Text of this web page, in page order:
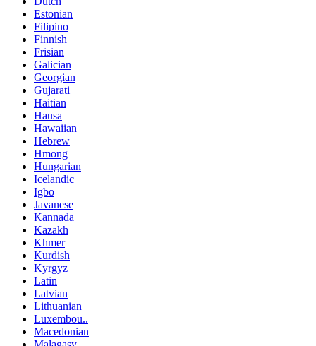
Estonian
Filipino
Finnish
Frisian
Galician
Georgian
Gujarati
Haitian
Hausa
Hawaiian
Hebrew
Hmong
Hungarian
Icelandic
Igbo
Javanese
Kannada
Kazakh
Khmer
Kurdish
Kyrgyz
Latin
Latvian
Lithuanian
Luxembou..
Macedonian